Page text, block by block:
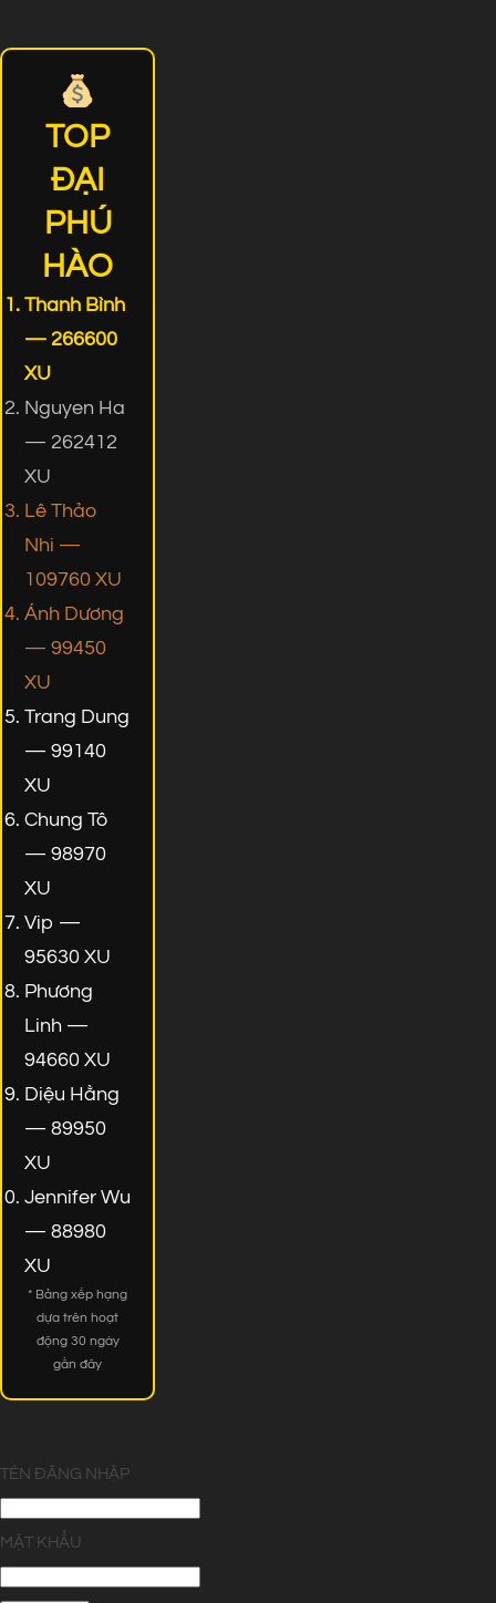
TOP
ĐẠI
PHÚ
HÀO
Thanh Bình
— 266600
XU
Nguyen Ha
— 262412
XU
Lê Thảo
Nhi —
109760 XU
Ánh Dương
— 99450
XU
Trang Dung
— 99140
XU
Chung Tô
— 98970
XU
Vip —
95630 XU
Phương
Linh —
94660 XU
Diệu Hằng
— 89950
XU
Jennifer Wu
— 88980
XU
* Bảng xếp hạng
dựa trên hoạt
động 30 ngày
gần đây
TÊN ĐĂNG NHẬP
MẬT KHẨU